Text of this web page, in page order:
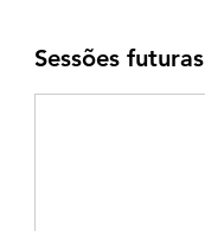
Sessões futuras